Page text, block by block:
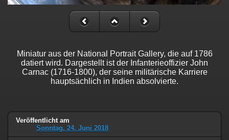
Miniatur aus der National Portrait Gallery, die auf 1786
datiert wird. Dargestellt ist der Infanterieoffizier John
Carnac (1716-1800), der seine militärische Karriere
hauptsächlich in Indien absolvierte.
Veröffentlicht am
Sonntag, 24. Juni 2018